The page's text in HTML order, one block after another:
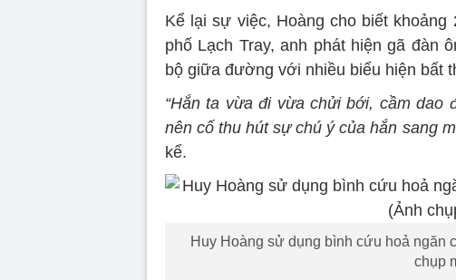
Kể lại sự việc, Hoàng cho biết
phố Lạch Tray, anh phát hiện gã đàn
bộ giữa đường với nhiều biểu hiện bất
“Hắn ta vừa đi vừa chửi bới, cầm dao
nên cố thu hút sự chú ý của hắn sang
kể.
Huy Hoàng sử dụng bình cứu hoả ngăn
chụp